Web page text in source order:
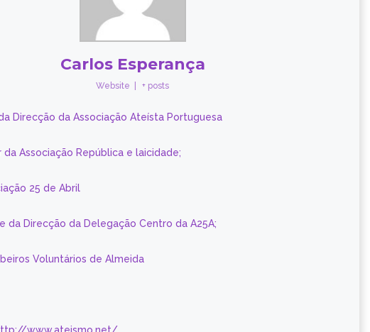
Carlos Esperança
Website + posts
Direcção da Associação Ateísta Portuguesa
Associação República e laicidade;
25 de Abril
da Direcção da Delegação Centro da A25A;
Voluntários de Almeida